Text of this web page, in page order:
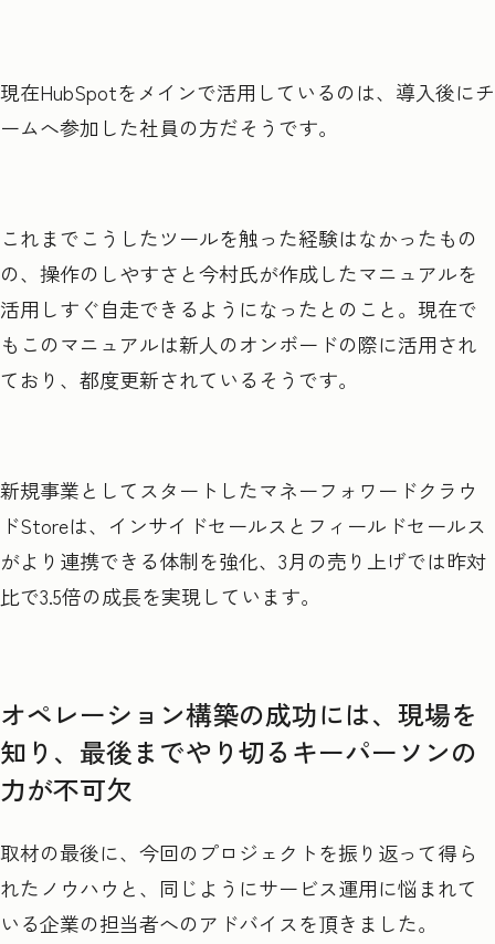
現在HubSpotをメインで活用しているのは、導入後にチ
ームへ参加した社員の方だそうです。
これまでこうしたツールを触った経験はなかったもの
の、操作のしやすさと今村氏が作成したマニュアルを
活用しすぐ自走できるようになったとのこと。現在で
もこのマニュアルは新人のオンボードの際に活用され
ており、都度更新されているそうです。
新規事業としてスタートしたマネーフォワードクラウ
ドStoreは、インサイドセールスとフィールドセールス
がより連携できる体制を強化、3月の売り上げでは昨対
比で3.5倍の成長を実現しています。
オペレーション構築の成功には、現場を
知り、最後までやり切るキーパーソンの
力が不可欠
取材の最後に、今回のプロジェクトを振り返って得ら
れたノウハウと、同じようにサービス運用に悩まれて
いる企業の担当者へのアドバイスを頂きました。